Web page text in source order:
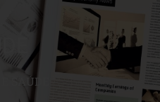
SAÚDE